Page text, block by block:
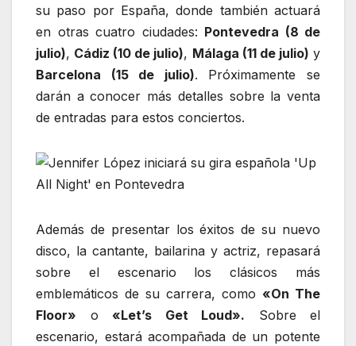
su paso por España, donde también actuará
en otras cuatro ciudades: Pontevedra (8 de
julio), Cádiz (10 de julio), Málaga (11 de julio) y
Barcelona (15 de julio). Próximamente se
darán a conocer más detalles sobre la venta
de entradas para estos conciertos.
Además de presentar los éxitos de su nuevo
disco, la cantante, bailarina y actriz, repasará
sobre el escenario los clásicos más
emblemáticos de su carrera, como «On The
Floor» o «Let’s Get Loud». Sobre el
escenario, estará acompañada de un potente